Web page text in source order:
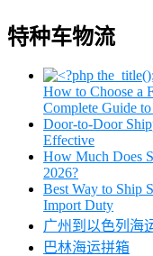
特种车物流
How to Choose a
Complete Guide
Door-to-Door
Effective
How Much Does
2026?
Best Way to Ship
Import Duty
广州到以色列海
巴林海运拼箱